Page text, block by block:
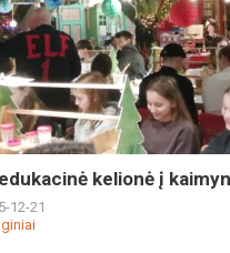
kelionė į
12-21